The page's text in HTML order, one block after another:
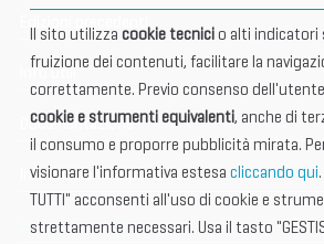
Info utili
Documentazione
Informazione importante
Vetrina Espositori
Il sito utilizza cookie tecnicio alti indicatori
fruizione dei contenuti, facilitare la
correttamente. Previo consenso
cookie e strumenti equivalenti, anche di
il consumo e proporre pubblicità mirata.
visionare l'informativa estesa cliccando qui
TUTTI" acconsenti all'uso di cookie e
strettamente necessari. Usa il tasto